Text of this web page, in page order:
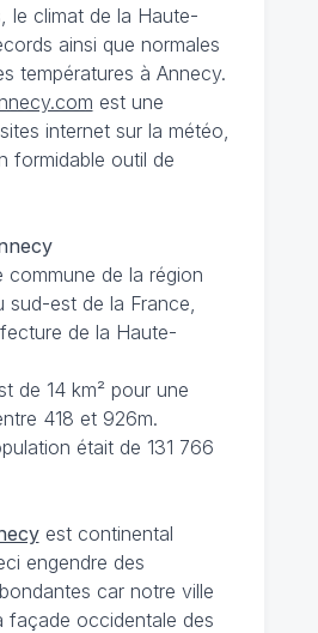
le climat de la Haute-
ainsi que normales
températures à Annecy.
est une
internet sur la météo,
formidable outil de
commune de la région
sud-est de la France,
de la Haute-
de 14 km² pour une
418 et 926m.
était de 131 766
est continental
engendre des
car notre ville
façade occidentale des